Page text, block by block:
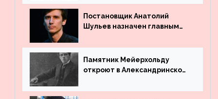
Постановщик Анатолий
Шульев назначен главным
Вахтангова
Памятник Мейерхольду
откроют в Александринском